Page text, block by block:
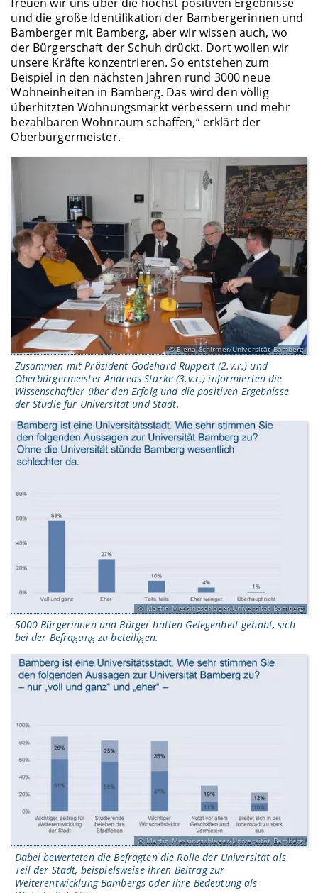
Elena Schirmer/Universität Bamberg
Zusammen mit Präsident Godehard Ruppert (2.v.r.) und
Oberbürgermeister Andreas Starke (3.v.r.) informierten die
Wissenschaftler über den Erfolg und die positiven Ergebnisse
der Studie für Universität und Stadt.
Martin Messingschlager/Universität Bamberg
5000 Bürgerinnen und Bürger hatten Gelegenheit gehabt, sich
bei der Befragung zu beteiligen.
Martin Messingschlager/Universität Bamberg
Dabei bewerteten die Befragten die Rolle der Universität als
Teil der Stadt, beispielsweise ihren Beitrag zur
Weiterentwicklung Bambergs oder ihre Bedeutung als
und die große Identifikation der Bambergerinnen und
Bamberger mit Bamberg, aber wir wissen auch, wo
der Bürgerschaft der Schuh drückt. Dort wollen wir
unsere Kräfte konzentrieren. So entstehen zum
Beispiel in den nächsten Jahren rund 3000 neue
Wohneinheiten in Bamberg. Das wird den völlig
überhitzten Wohnungsmarkt verbessern und mehr
bezahlbaren Wohnraum schaffen,“ erklärt der
Oberbürgermeister.